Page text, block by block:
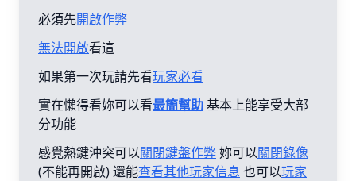
必須先開啟作弊
無法開啟看這
如果第一次玩請先看玩家必看
實在懶得看妳可以看最簡幫助基本上能享受大部
分功能
感覺熱鍵沖突可以關閉鍵盤作弊妳可以關閉錄像
(不能再開啟) 還能查看其他玩家信息 也可以玩家